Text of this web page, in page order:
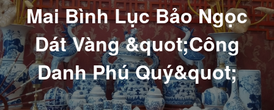
Mai Bình Lục Bảo Ngọc
Dát Vàng &quot;Công
Danh Phú Quý&quot;